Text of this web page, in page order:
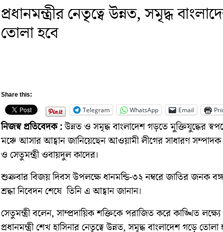
প্রধানমন্ত্রীর নেতৃত্বে উন্নত, সমৃদ্ধ
তোলা হবে
Share this:
Telegram
WhatsApp Email
নিজস্ব প্রতিবেদক :উন্নত ও সমৃদ্ধ বাংলাদেশ গড়তে মুক্তিযুদ্ধের
মঞ্চে আসার আহ্বান জানিয়েছেন আওয়ামী লীগের সাধারণ
ও সেতুমন্ত্রী ওবায়দুল কাদের।
শুক্রবার বিজয় দিবস উপলক্ষে ধানমন্ডি-৩২ নম্বরে জাতির জনক
শ্রদ্ধা নিবেদন শেষে তিনি এ আহ্বান জানান।
সেতুমন্ত্রী বলেন, সাম্প্রদায়িক শক্তিকে পরাজিত করে কাঙ্খিত
প্রধানমন্ত্রী শেখ হাসিনার নেতৃত্বে উন্নত, সমৃদ্ধ বাংলাদেশ গড়ে তোলা